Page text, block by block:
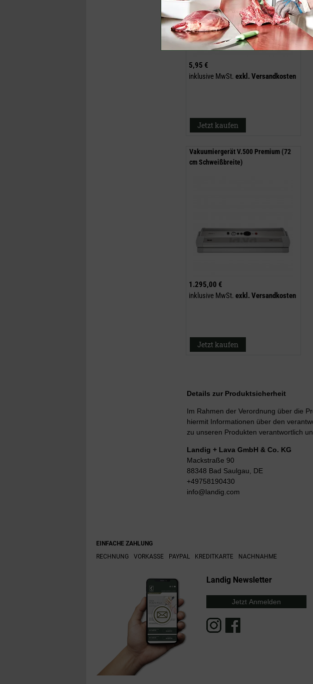
5,95 €
inklusive MwSt. exkl. Versandkosten
Jetzt kaufen
Vakuumiergerät V.500 Premium (72
cm Schweißbreite)
1.295,00 €
inklusive MwSt. exkl. Versandkosten
Jetzt kaufen
Details zur Produktsicherheit
Im Rahmen der Verordnung über die
hiermit Informationen über den
zu unseren Produkten verantwortlich
Landig + Lava GmbH & Co. KG
Mackstraße 90
88348 Bad Saulgau, DE
+49758190430
info@landig.com
EINFACHE ZAHLUNG
RECHNUNG
VORKASSE PAYPAL KREDITKARTE NACHNAHME
Landig Newsletter
Jetzt Anmelden